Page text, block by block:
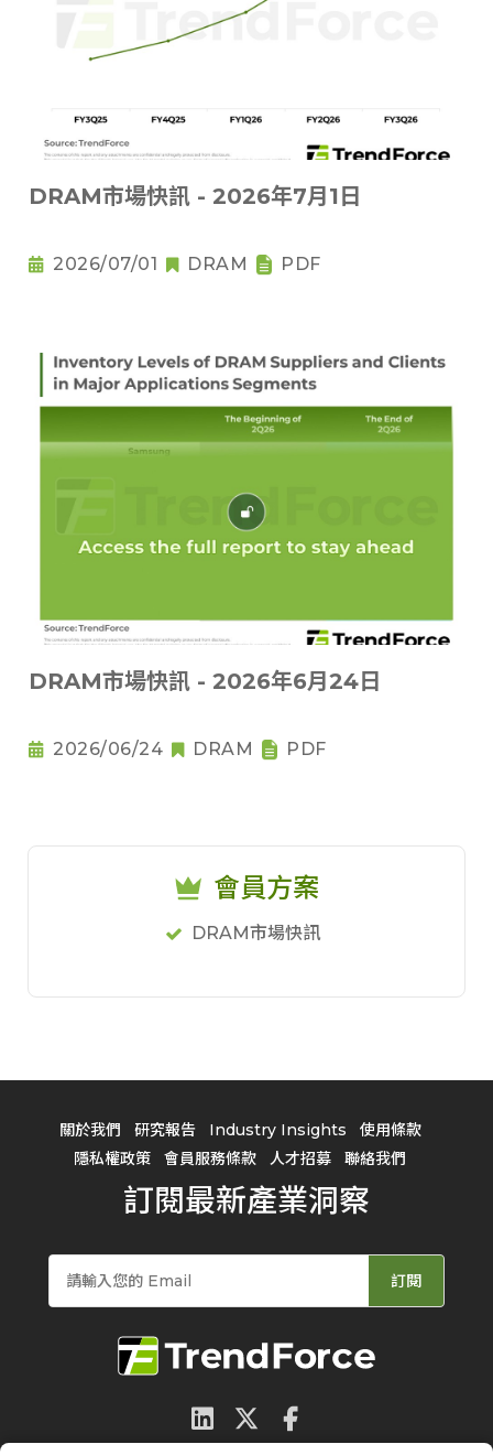
DRAM市場快訊 - 2026年7月1日
2026/07/01 DRAM PDF
DRAM市場快訊 - 2026年6月24日
2026/06/24 DRAM PDF
會員方案
DRAM市場快訊
關於我們 研究報告 Industry Insights
使用條款
隱私權政策
會員服務條款 人才招募 聯絡我們
訂閱最新產業洞察
訂閱